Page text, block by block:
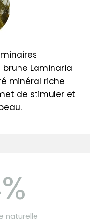
Laminaria
minéral riche
de stimuler et
naturelle